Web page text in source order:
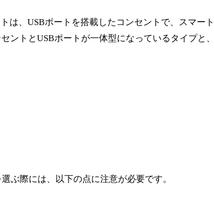
は、USBポートを搭載したコンセントで、スマー
ントとUSBポートが一体型になっているタイプと
ぶ際には、以下の点に注意が必要です。